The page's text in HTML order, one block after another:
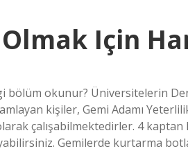
Için
bölüm okunur? Üniversitelerin
kişiler, Gemi Adamı
çalışabilmektedirler. 4
Gemilerde kurtarma